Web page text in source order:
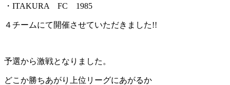
・ITAKURA FC 1985
４チームにて開催させていただきました!!
予選から激戦となりました。
どこか勝ちあがり上位リーグにあがるか